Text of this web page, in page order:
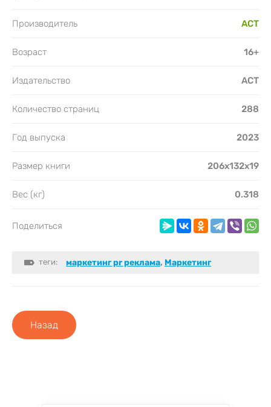
Производитель АСТ
Возраст 16+
Издательство АСТ
Количество страниц 288
Год выпуска 2023
Размер книги 206x132x19
Вес (кг) 0.318
Поделиться
теги: маркетинг pr реклама, Маркетинг
Назад